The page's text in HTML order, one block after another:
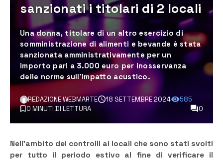
sanzionati i titolari di 2 locali
Una donna, titolare di un altro esercizio di
somministrazione di alimenti e bevande è stata
sanzionata amministrativamente per un
importo pari a 3.000 euro per inosservanza
delle norme sull’impatto acustico.
REDAZIONE WEBMARTE 18 SETTEMBRE 2024
585
0 MINUTI DI LETTURA
0
Nell’ambito dei controlli ai locali che sono stati svolti
per tutto il periodo estivo al fine di verificare il